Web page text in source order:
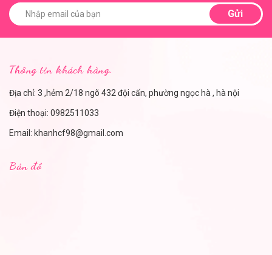
Gửi
Thông tin khách hàng.
Địa chỉ: 3 ,hẻm 2/18 ngõ 432 đội cấn, phường ngọc hà , hà nội
Điện thoại: 0982511033
Email: khanhcf98@gmail.com
Bản đồ